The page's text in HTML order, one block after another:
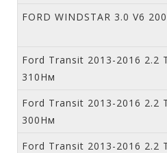
FORD WINDSTAR 3.0 V6
Ford Transit 2013-2016 2.2
310Нм
Ford Transit 2013-2016 2.2
300Нм
Ford Transit 2013-2016 2.2